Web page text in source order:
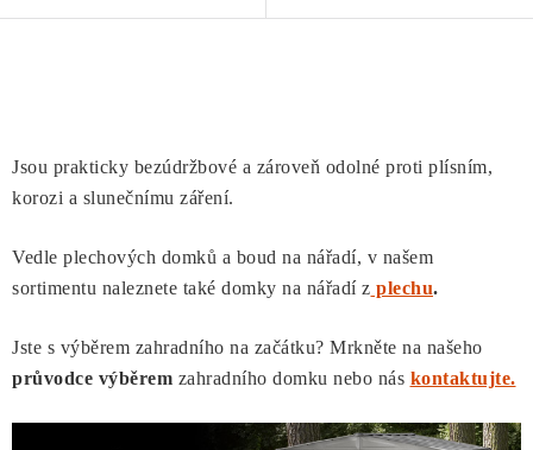
l
á
d
a
c
í
p
r
v
k
Jsou prakticky bezúdržbové a zároveň odolné proti plísním,
korozi a slunečnímu záření.
Vedle plechových domků a boud na nářadí, v našem
sortimentu naleznete také domky na nářadí z plechu.
Jste s výběrem zahradního na začátku? Mrkněte na našeho
průvodce výběrem zahradního domku nebo nás kontaktujte.